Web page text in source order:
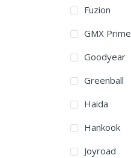
Fuzion
GMX Prime
Goodyear
Greenball
Haida
Hankook
Joyroad